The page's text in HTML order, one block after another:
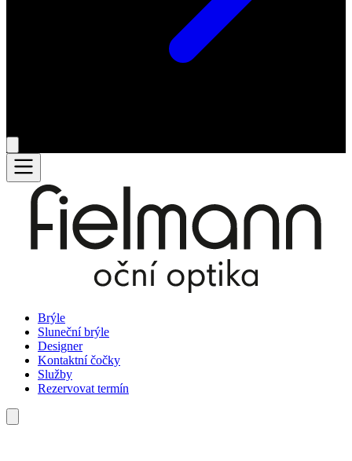
Brýle
Sluneční brýle
Designer
Kontaktní čočky
Služby
Rezervovat termín